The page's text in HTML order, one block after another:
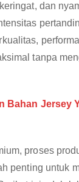
dan
tanpa
Bahan Jersey
proses
penting untuk